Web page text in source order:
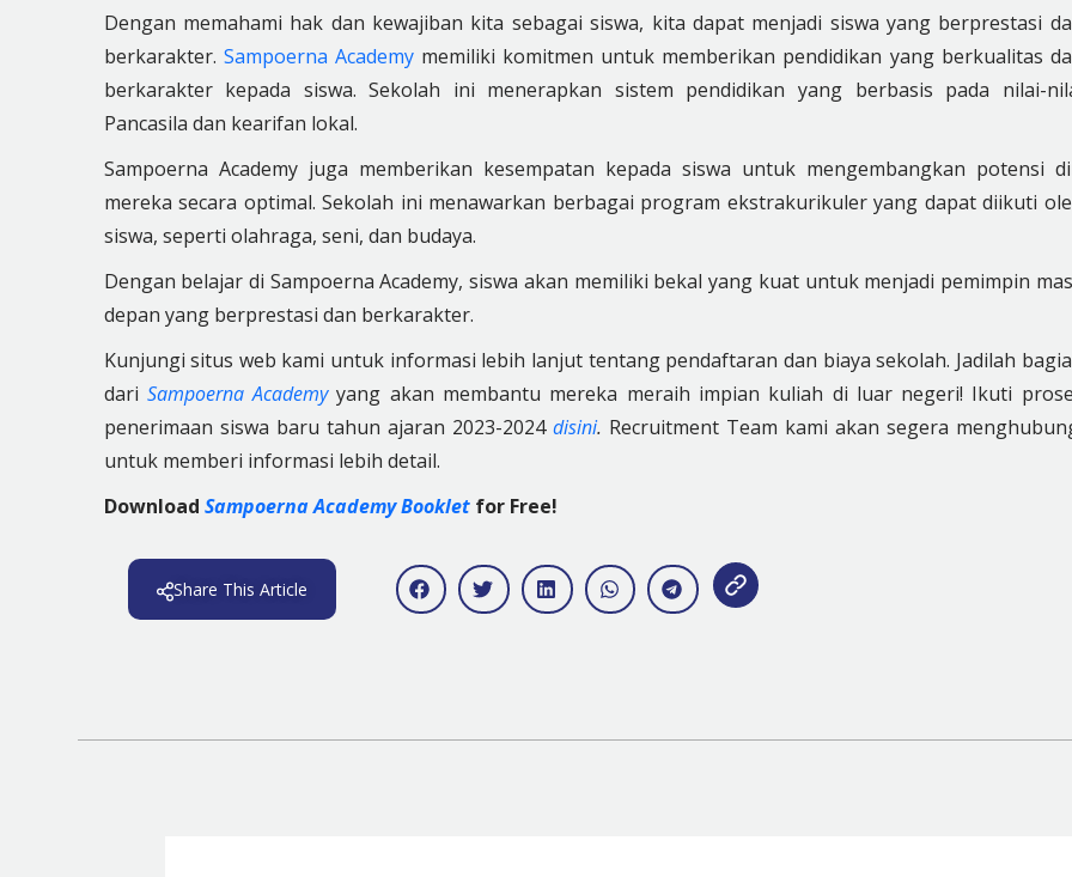
Dengan memahami hak dan kewajiban kita sebagai siswa, kita dapat menjadi siswa yang berprestasi
berkarakter. Sampoerna Academymemiliki komitmen untuk memberikan pendidikan yang berkualitas
berkarakter kepada siswa. Sekolah ini menerapkan sistem pendidikan yang berbasis pada nilai-
Pancasila dan kearifan lokal.
Sampoerna Academy juga memberikan kesempatan kepada siswa untuk mengembangkan potensi
mereka secara optimal. Sekolah ini menawarkan berbagai program ekstrakurikuler yang dapat diikuti
siswa, seperti olahraga, seni, dan budaya.
Dengan belajar di Sampoerna Academy, siswa akan memiliki bekal yang kuat untuk menjadi pemimpin
depan yang berprestasi dan berkarakter.
Kunjungi situs web kami untuk informasi lebih lanjut tentang pendaftaran dan biaya sekolah. Jadilah
dari Sampoerna Academyyang akan membantu mereka meraih impian kuliah di luar negeri! Ikuti
penerimaan siswa baru tahun ajaran 2023-2024 disini. Recruitment Team kami akan segera
untuk memberi informasi lebih detail.
Download Sampoerna Academy Bookletfor Free!
Share This Article